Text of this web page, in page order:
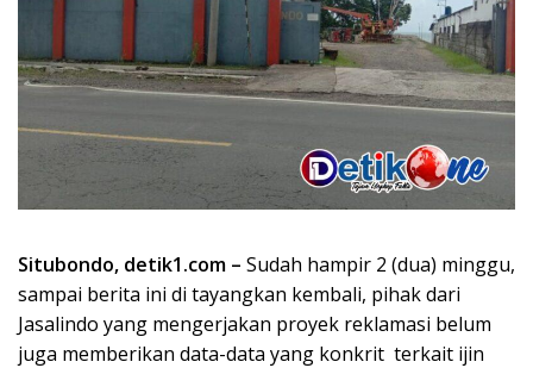
Situbondo, detik1.com – Sudah hampir 2 (dua) minggu,
sampai berita ini di tayangkan kembali, pihak dari
Jasalindo yang mengerjakan proyek reklamasi belum
juga memberikan data-data yang konkrit terkait ijin